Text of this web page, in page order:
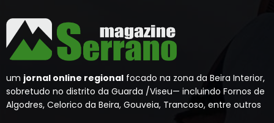
um jornal online regional focado na zona da Beira Interior,
sobretudo no distrito da Guarda /Viseu— incluindo Fornos de
Algodres, Celorico da Beira, Gouveia, Trancoso, entre outros